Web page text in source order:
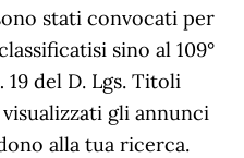
stati convocati per
sino al 109°
del D. Lgs. Titoli
gli annunci
alla tua ricerca.